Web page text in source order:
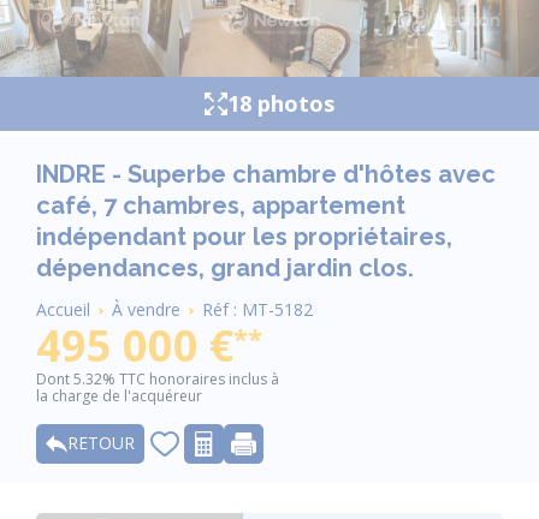
18 photos
INDRE - Superbe chambre d'hôtes avec
café, 7 chambres, appartement
indépendant pour les propriétaires,
dépendances, grand jardin clos.
Fil
d'Ariane
Accueil À vendre Réf : MT-5182
495 000 €**
Dont 5.32% TTC honoraires inclus à
la charge de l'acquéreur
RETOUR